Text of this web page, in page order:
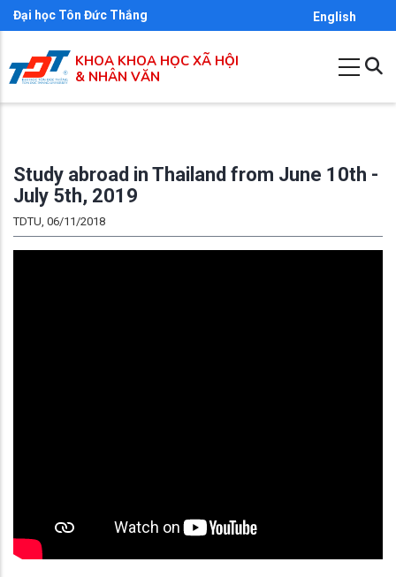
Nhảy
đến
nội
dung
Đại học Tôn Đức Thắng English
KHOA KHOA HỌC XÃ HỘI
& NHÂN VĂN
Study abroad in Thailand from June 10th -
July 5th, 2019
TDTU, 06/11/2018